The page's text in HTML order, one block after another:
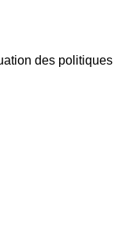
des politiques